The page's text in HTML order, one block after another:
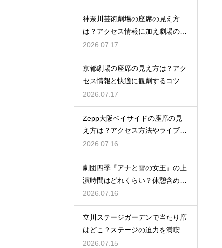
神奈川芸術劇場の座席の見え方
は？アクセス情報に加え劇場の魅
力を徹底解説
2026.07.17
京都劇場の座席の見え方は？アク
セス情報と快適に観劇するコツを
事前にチェック
2026.07.17
Zepp大阪ベイサイドの座席の見
え方は？アクセス方法やライブを
楽しむポイントを紹介
2026.07.16
劇団四季『アナと雪の女王』の上
演時間はどれくらい？休憩含めた
公演の長さを解説
2026.07.16
立川ステージガーデンで当たり席
はどこ？ステージの迫力を満喫で
きるベストポジションを紹介
2026.07.15